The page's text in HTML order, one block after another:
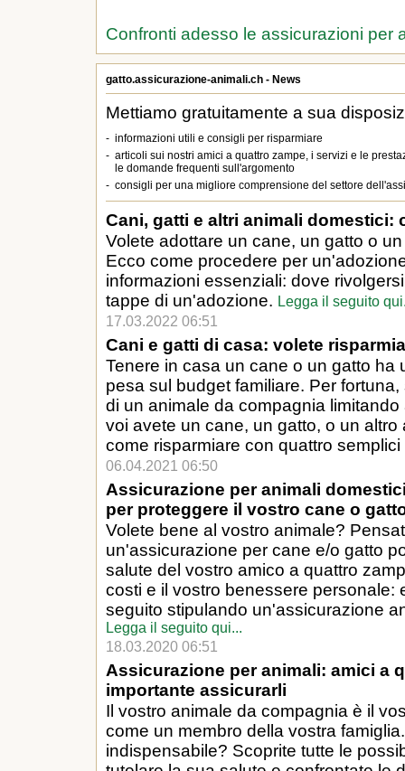
Confronti adesso le assicurazioni per
gatto.assicurazione-animali.ch - News
Mettiamo gratuitamente a sua
- informazioni utili e consigli per risparmiare
- articoli sui nostri amici a quattro zampe, i servizi e le
le domande frequenti sull'argomento
- consigli per una migliore comprensione del settore
Cani, gatti e altri animali domestici:
Volete adottare un cane, un gatto o
Ecco come procedere per
informazioni essenziali: dove
tappe di un'adozione. Legga il seguito
17.03.2022 06:51
Cani e gatti di casa: volete
Tenere in casa un cane o un gatto ha
pesa sul budget familiare. Per
di un animale da compagnia
voi avete un cane, un gatto, o un
come risparmiare con quattro
06.04.2021 06:50
Assicurazione per animali
per proteggere il vostro cane o
Volete bene al vostro animale?
un'assicurazione per cane e/o gatto
salute del vostro amico a quattro
costi e il vostro benessere personale:
seguito stipulando un'assicurazione
Legga il seguito qui...
18.03.2020 06:51
Assicurazione per animali: amici a
importante assicurarli
Il vostro animale da compagnia è il
come un membro della vostra
indispensabile? Scoprite tutte le